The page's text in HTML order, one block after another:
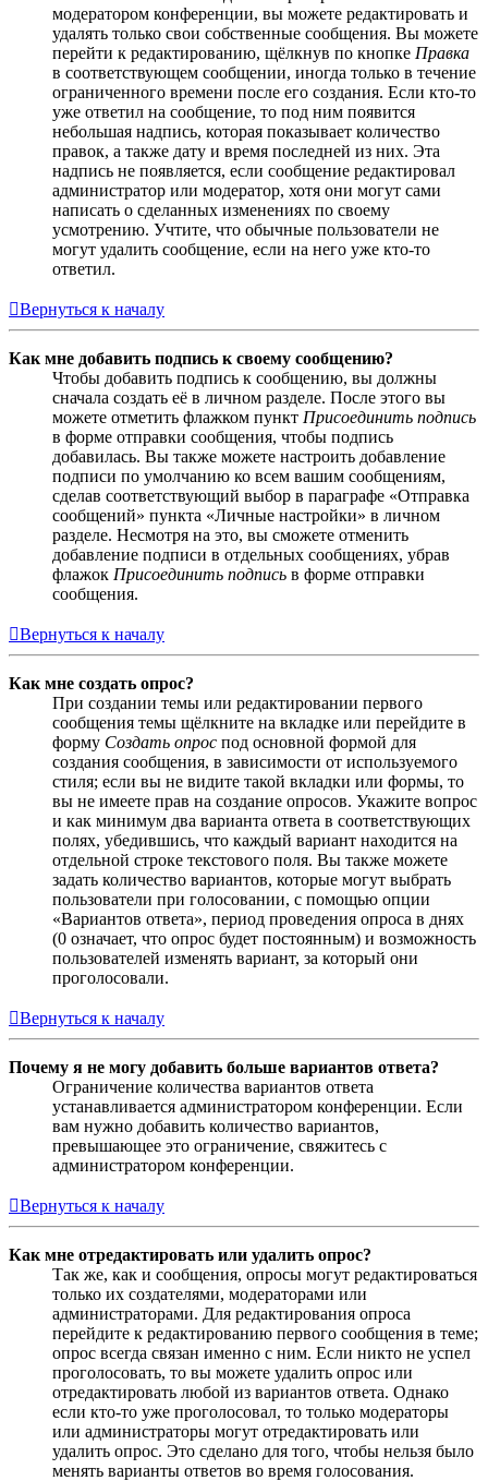
модератором конференции, вы можете редактировать и
удалять только свои собственные сообщения. Вы можете
перейти к редактированию, щёлкнув по кнопке Правка
в соответствующем сообщении, иногда только в течение
ограниченного времени после его создания. Если кто-то
уже ответил на сообщение, то под ним появится
небольшая надпись, которая показывает количество
правок, а также дату и время последней из них. Эта
надпись не появляется, если сообщение редактировал
администратор или модератор, хотя они могут сами
написать о сделанных изменениях по своему
усмотрению. Учтите, что обычные пользователи не
могут удалить сообщение, если на него уже кто-то
ответил.
Вернуться к началу
Как мне добавить подпись к своему сообщению?
Чтобы добавить подпись к сообщению, вы должны
сначала создать её в личном разделе. После этого вы
можете отметить флажком пункт Присоединить подпись
в форме отправки сообщения, чтобы подпись
добавилась. Вы также можете настроить добавление
подписи по умолчанию ко всем вашим сообщениям,
сделав соответствующий выбор в параграфе «Отправка
сообщений» пункта «Личные настройки» в личном
разделе. Несмотря на это, вы сможете отменить
добавление подписи в отдельных сообщениях, убрав
флажок Присоединить подпись в форме отправки
сообщения.
Вернуться к началу
Как мне создать опрос?
При создании темы или редактировании первого
сообщения темы щёлкните на вкладке или перейдите в
форму Создать опрос под основной формой для
создания сообщения, в зависимости от используемого
стиля; если вы не видите такой вкладки или формы, то
вы не имеете прав на создание опросов. Укажите вопрос
и как минимум два варианта ответа в соответствующих
полях, убедившись, что каждый вариант находится на
отдельной строке текстового поля. Вы также можете
задать количество вариантов, которые могут выбрать
пользователи при голосовании, с помощью опции
«Вариантов ответа», период проведения опроса в днях
(0 означает, что опрос будет постоянным) и возможность
пользователей изменять вариант, за который они
проголосовали.
Вернуться к началу
Почему я не могу добавить больше вариантов ответа?
Ограничение количества вариантов ответа
устанавливается администратором конференции. Если
вам нужно добавить количество вариантов,
превышающее это ограничение, свяжитесь с
администратором конференции.
Вернуться к началу
Как мне отредактировать или удалить опрос?
Так же, как и сообщения, опросы могут редактироваться
только их создателями, модераторами или
администраторами. Для редактирования опроса
перейдите к редактированию первого сообщения в теме;
опрос всегда связан именно с ним. Если никто не успел
проголосовать, то вы можете удалить опрос или
отредактировать любой из вариантов ответа. Однако
если кто-то уже проголосовал, то только модераторы
или администраторы могут отредактировать или
удалить опрос. Это сделано для того, чтобы нельзя было
менять варианты ответов во время голосования.